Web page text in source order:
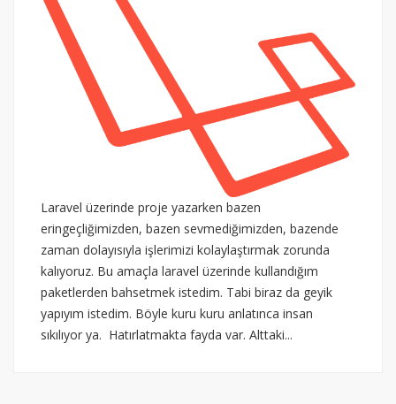
Laravel üzerinde proje yazarken bazen
eringeçliğimizden, bazen sevmediğimizden, bazende
zaman dolayısıyla işlerimizi kolaylaştırmak zorunda
kalıyoruz. Bu amaçla laravel üzerinde kullandığım
paketlerden bahsetmek istedim. Tabi biraz da geyik
yapıyım istedim. Böyle kuru kuru anlatınca insan
sıkılıyor ya. Hatırlatmakta fayda var. Alttaki...